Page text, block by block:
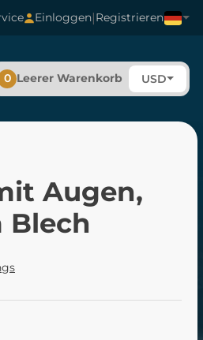
Einloggen|Registrieren
0 Leerer Warenkorb USD
Augen,
Blech